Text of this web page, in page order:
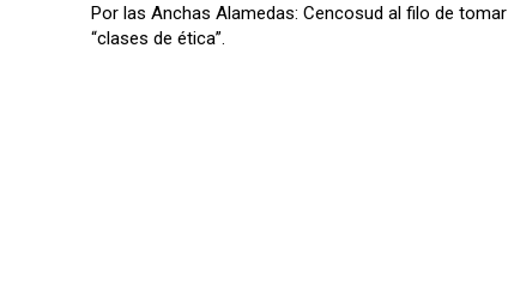
Por las Anchas Alamedas: Cencosud al filo de tomar
“clases de ética”.